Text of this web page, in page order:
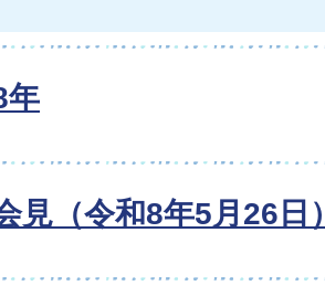
年
見（令和8年5月26日